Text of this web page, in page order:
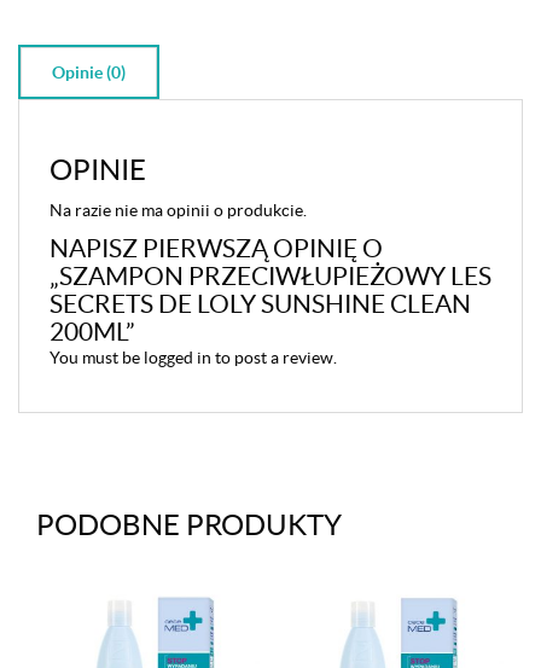
Opinie (0)
OPINIE
Na razie nie ma opinii o produkcie.
NAPISZ PIERWSZĄ OPINIĘ O
„SZAMPON PRZECIWŁUPIEŻOWY LES
SECRETS DE LOLY SUNSHINE CLEAN
200ML”
You must be logged in to post a review.
PODOBNE PRODUKTY